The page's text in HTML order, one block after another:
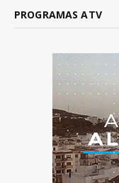
PROGRAMAS ATV